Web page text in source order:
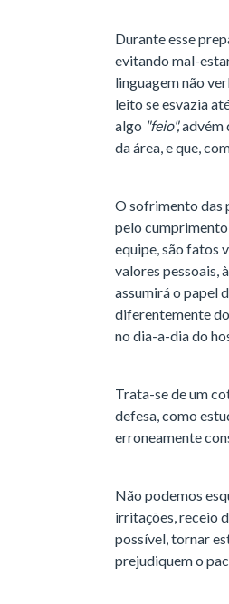
Durante esse
evitando mal-
linguagem não
leito se esvazia
algo "feio",advém
da área, e que,
O sofrimento das
pelo
equipe, são fatos
valores pessoais,
assumirá o papel
diferentemente
no dia-a-dia do
Trata-se de um
defesa, como
erroneamente
Não podemos
irritações, receio
possível, tornar
prejudiquem o